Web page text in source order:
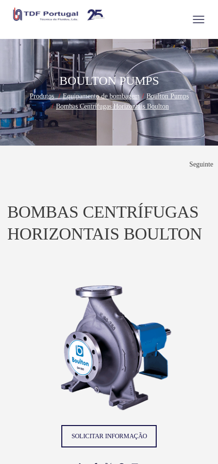
BOULTON PUMPS
Produtos Equipamento de bombagem
Boulton Pumps
Bombas Centrífugas Horizontais Boulton
Seguinte
BOMBAS CENTRÍFUGAS
HORIZONTAIS BOULTON
SOLICITAR INFORMAÇÃO